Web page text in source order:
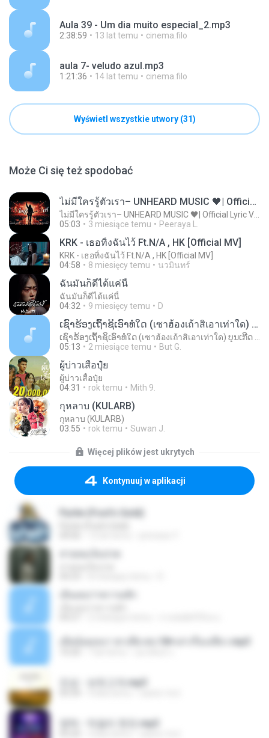
Aula 39 - Um dia muito especial_2.mp3
2:38:59 13 lat temu cinema.filo
aula 7- veludo azul.mp3
1:21:36 14 lat temu cinema.filo
Wyświetl wszystkie utwory (31)
Może Ci się też spodobać
ไม่มีใครรู้ตัวเรา– UNHEARD MUSIC 🖤| Official Lyric Video | เพลงสู้ชีวิต
05:03
3 miesiące temu Peeraya L.
KRK - เธอทิ้งฉันไว้ Ft.N/A , HK [Official MV]
KRK - เธอทิ้งฉันไว้ Ft.N/A , HK [Official MV]
04:58
8 miesięcy temu นวมินทร์
ฉันมันก็ดีได้แค่นี้
ฉันมันก็ดีได้แค่นี้
04:32
9 miesięcy temu D
ເຊົາຮ້ອງເຖົ້າຊິເອົາທໍ່ໃດ (เซาฮ้องเถ้าสิเอาเท่าใด) ບຸນເກີດ ຫນູຫ່ວງ ft. ໂສພາ ຈຸນທະລາ
05:13
2 miesiące temu But G.
ผู้บ่าวเสื้อปุ๋ย
ผู้บ่าวเสื้อปุ๋ย
04:31
rok temu Mith 9.
กุหลาบ (KULARB)
กุหลาบ (KULARB)
03:55
rok temu Suwan J.
Więcej plików jest ukrytych
Kontynuuj w aplikacji
Pyrite (Fool's Gold)
เมียน้อยเหงา พาเสียวค่ะ18+เล่าเรื่องเสียว.mp3
진성 - 보릿고개.mp3
영탁 - 막걸리 한잔.mp3